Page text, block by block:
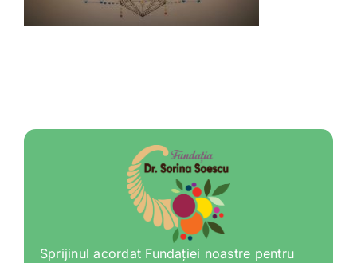
Shop
Sprijinul acordat Fundației noastre pentru